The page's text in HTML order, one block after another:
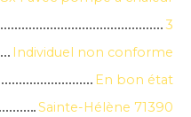
3
Individuel non conforme
En bon état
Sainte-Hélène 71390